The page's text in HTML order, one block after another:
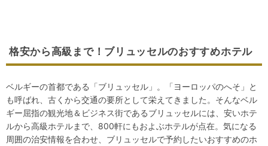
格安から高級まで！ブリュッセルのおすすめホテル
ベルギーの首都である「ブリュッセル」。「ヨーロッパのへそ」と
も呼ばれ、古くから交通の要所として栄えてきました。そんなベル
ギー屈指の観光地＆ビジネス街であるブリュッセルには、安いホテ
ルから高級ホテルまで、800軒にもおよぶホテルが点在。気になる
周囲の治安情報を合わせ、ブリュッセルで予約したいおすすめのホ